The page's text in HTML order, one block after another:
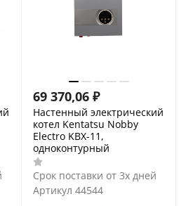
69 370,06 ₽
Настенный электрический
котел Kentatsu Nobby
Electro KBX-11,
одноконтурный
Срок поставки от 3х дней
Артикул 44544